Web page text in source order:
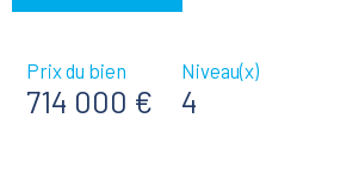
Prix du bien
714 000 €
Niveau(x)
4